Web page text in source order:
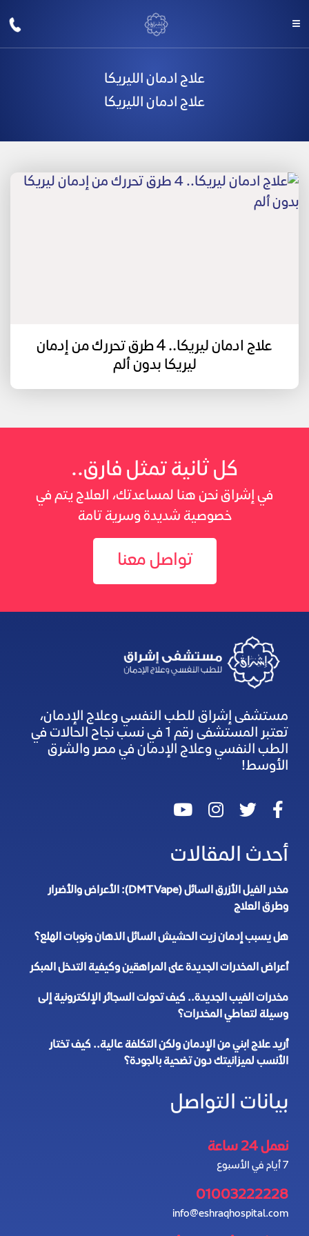
علاج ادمان الليريكا
علاج ادمان الليريكا
علاج ادمان ليريكا.. 4 طرق تحررك من إدمان
ليريكا بدون ألم
كل ثانية تمثل فارق..
في إشراق نحن هنا لمساعدتك، العلاج يتم في
خصوصية شديدة وسرية تامة
تواصل معنا
مستشفى إشراق للطب النفسي وعلاج الإدمان،
تعتبر المستشفى رقم 1 في نسب نجاح الحالات في
الطب النفسي وعلاج الإدمان في مصر والشرق
الأوسط!
أحدث المقالات
مخدر الفيل الأزرق السائل (DMT Vape): الأعراض والأضرار
وطرق العلاج
هل يسبب إدمان زيت الحشيش السائل الذهان ونوبات الهلع؟
أعراض المخدرات الجديدة على المراهقين وكيفية التدخل المبكر
مخدرات الفيب الجديدة.. كيف تحولت السجائر الإلكترونية إلى
وسيلة لتعاطي المخدرات؟
أريد علاج ابني من الإدمان ولكن التكلفة عالية.. كيف تختار
الأنسب لميزانيتك دون تضحية بالجودة؟
بيانات التواصل
نعمل 24 ساعة
7 أيام في الأسبوع
01003222228
info@eshraqhospital.com